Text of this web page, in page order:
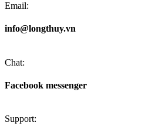
Email:
info@longthuy.vn
Chat:
Facebook messenger
Support: